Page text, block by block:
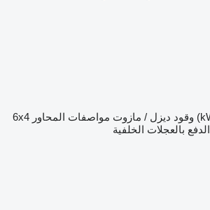
وقود ديزل / مازوت مواصفات المحاور 6x4
الدفع بالعجلات الخلفية